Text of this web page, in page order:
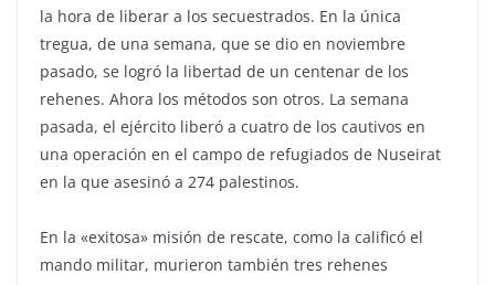
la hora de liberar a los secuestrados. En la única
tregua, de una semana, que se dio en noviembre
pasado, se logró la libertad de un centenar de los
rehenes. Ahora los métodos son otros. La semana
pasada, el ejército liberó a cuatro de los cautivos en
una operación en el campo de refugiados de Nuseirat
en la que asesinó a 274 palestinos.
En la «exitosa» misión de rescate, como la calificó el
mando militar, murieron también tres rehenes